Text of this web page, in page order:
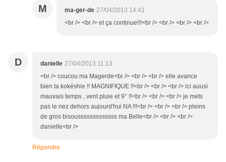
M ma-ger-de 27/04/2013 14:41
<br /> <br /> et ça continue!!!<br /> <br /> <br /> <br />
D danielle 27/04/2013 11:13
<br /> coucou ma Magerde<br /> <br /> <br /> elle avance
bien ta kokéshie !! MAGNIFIQUE !!<br /> <br /> <br /> ici auusi
mauvais temps , vent pluie et 9° !!<br /> <br /> <br /> je mets
pas le nez dehors aujourd'hui NA !!!<br /> <br /> <br /> pleins
de gros bisousssssssssssss ma Belle<br /> <br /> <br />
danielle<br />
Répondre